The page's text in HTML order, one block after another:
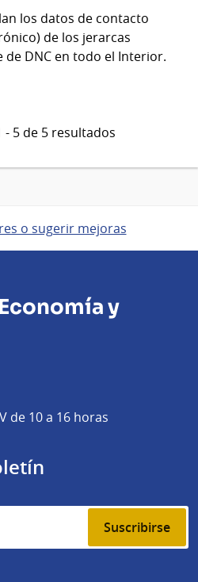
los datos de contacto
de los jerarcas
de DNC en todo el Interior.
5 de 5 resultados
o sugerir mejoras
y
de 10 a 16 horas
Suscribirse